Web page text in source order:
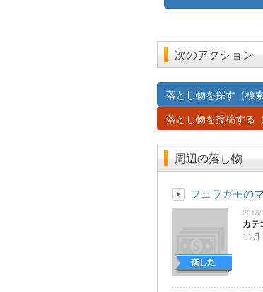
次のアクション
落とし物を探す（検索
落とし物を投稿する
周辺の落し物
フェラガモの
カテ
11